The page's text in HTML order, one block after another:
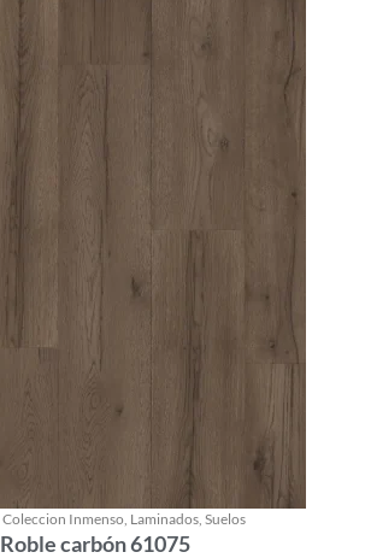
Coleccion Inmenso Laminados, Suelos
Roble carbón 61075